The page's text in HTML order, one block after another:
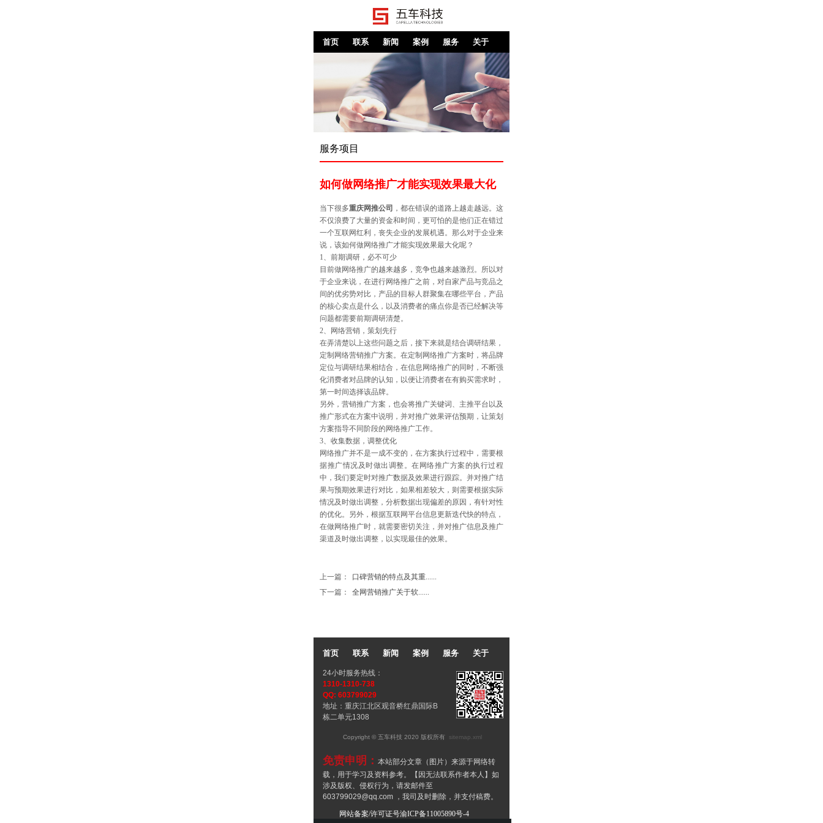
首页 联系 新闻 案例 服务 关于
服务项目
如何做网络推广才能实现效果最大化
当下很多重庆网推公司 ，都在错误的道路上越走越远。这
不仅浪费了大量的资金和时间，更可怕的是他们正在错过
一个互联网红利，丧失企业的发展机遇。那么对于企业来
说，该如何做网络推广才能实现效果最大化呢？
1、前期调研，必不可少
目前做网络推广的越来越多，竞争也越来越激烈。所以对
于企业来说，在进行网络推广之前，对自家产品与竞品之
间的优劣势对比，产品的目标人群聚集在哪些平台，产品
的核心卖点是什么，以及消费者的痛点你是否已经解决等
问题都需要前期调研清楚。
2、网络营销，策划先行
在弄清楚以上这些问题之后，接下来就是结合调研结果，
定制网络营销推广方案。在定制网络推广方案时，将品牌
定位与调研结果相结合，在信息网络推广的同时，不断强
化消费者对品牌的认知，以便让消费者在有购买需求时，
第一时间选择该品牌。
另外，营销推广方案，也会将推广关键词、主推平台以及
推广形式在方案中说明，并对推广效果评估预期，让策划
方案指导不同阶段的网络推广工作。
3、收集数据，调整优化
网络推广并不是一成不变的，在方案执行过程中，需要根
据推广情况及时做出调整。在网络推广方案的执行过程
中，我们要定时对推广数据及效果进行跟踪。并对推广结
果与预期效果进行对比，如果相差较大，则需要根据实际
情况及时做出调整，分析数据出现偏差的原因，有针对性
的优化。另外，根据互联网平台信息更新迭代快的特点，
在做网络推广时，就需要密切关注，并对推广信息及推广
渠道及时做出调整，以实现最佳的效果。
上一篇：
口碑营销的特点及其重......
下一篇：
全网营销​推广关于软......
Copyright © 五车科技 2020 版权所有 sitemap.xml
24小时服务热线：
1310-1310-738
QQ: 603799029
地址：重庆江北区观音桥红鼎国际B
栋二单元1308
首页 联系 新闻 案例 服务 关于
网站备案/许可证号渝ICP备11005890号-4
免责申明： 本站部分文章（图片）来源于网络转
载，用于学习及资料参考。【因无法联系作者本人】如
涉及版权、侵权行为，请发邮件至
603799029@qq.com ，我司及时删除，并支付稿费。